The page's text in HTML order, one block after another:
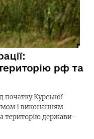
рф та
початку Курської
і виконанням
територію держави-